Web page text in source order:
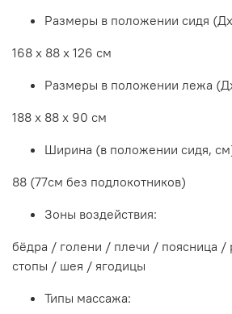
Размеры в положении сидя
168 x 88 x 126 см
Размеры в положении лежа
188 x 88 x 90 см
Ширина (в положении сидя,
88 (77см без подлокотников)
Зоны воздействия:
бёдра / голени / плечи / поясница /
стопы / шея / ягодицы
Типы массажа: